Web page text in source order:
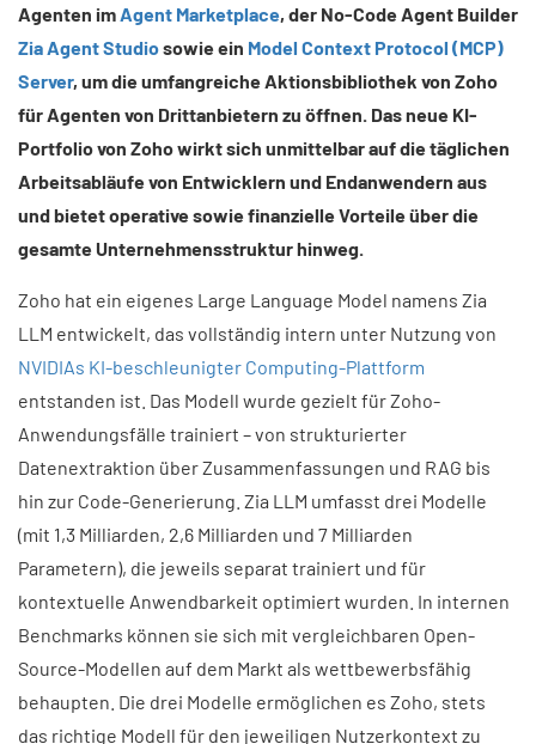
Agenten imAgent Marketplace, der No-Code Agent Builder
Zia Agent Studiosowie ein Model Context Protocol (MCP)
Server, um die umfangreiche Aktionsbibliothek von Zoho
für Agenten von Drittanbietern zu öffnen. Das neue KI-
Portfolio von Zoho wirkt sich unmittelbar auf die täglichen
Arbeitsabläufe von Entwicklern und Endanwendern aus
und bietet operative sowie finanzielle Vorteile über die
gesamte Unternehmensstruktur hinweg.
Zoho hat ein eigenes Large Language Model namens Zia
LLM entwickelt, das vollständig intern unter Nutzung von
NVIDIAs KI-beschleunigter Computing-Plattform
entstanden ist. Das Modell wurde gezielt für Zoho-
Anwendungsfälle trainiert – von strukturierter
Datenextraktion über Zusammenfassungen und RAG bis
hin zur Code-Generierung. Zia LLM umfasst drei Modelle
(mit 1,3 Milliarden, 2,6 Milliarden und 7 Milliarden
Parametern), die jeweils separat trainiert und für
kontextuelle Anwendbarkeit optimiert wurden. In internen
Benchmarks können sie sich mit vergleichbaren Open-
Source-Modellen auf dem Markt als wettbewerbsfähig
behaupten. Die drei Modelle ermöglichen es Zoho, stets
das richtige Modell für den jeweiligen Nutzerkontext zu